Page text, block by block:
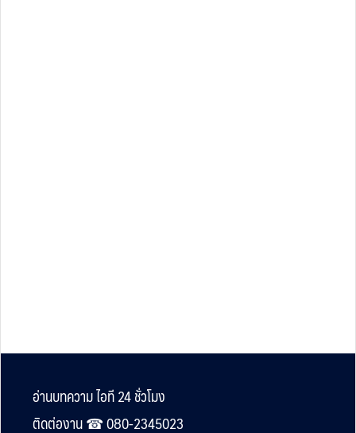
Footer
อ่านบทความ ไอที 24 ชั่วโมง
ติดต่องาน ☎︎ 080-2345023